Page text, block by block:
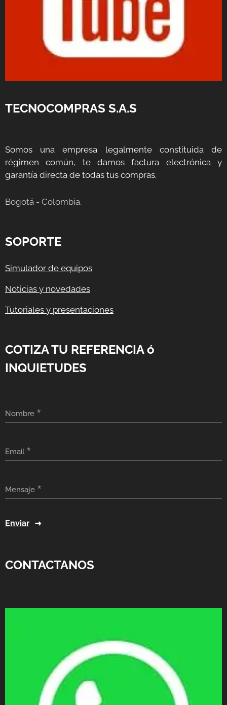
TECNOCOMPRAS S.A.S
Somos una empresa legalmente constituida de
régimen común, te damos factura electrónica y
garantía directa de todas tus compras.
Bogotá - Colombia.
SOPORTE
Simulador de equipos
Noticias y novedades
Tutoriales y presentaciones
COTIZA TU REFERENCIA ó
INQUIETUDES
Nombre
Email
Mensaje
Enviar
CONTACTANOS